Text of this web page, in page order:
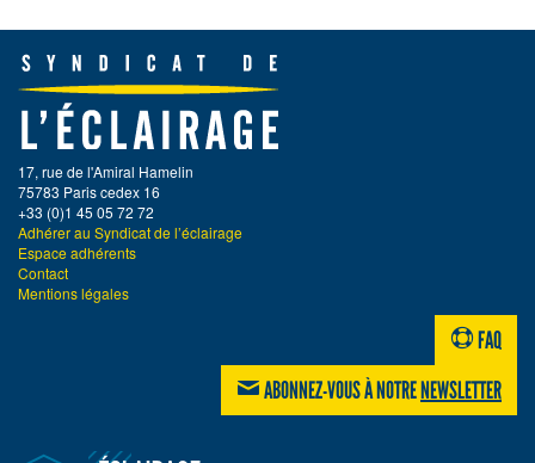
17, rue de l'Amiral Hamelin
75783 Paris cedex 16
+33 (0)1 45 05 72 72
Adhérer au Syndicat de l’éclairage
Espace adhérents
Contact
Mentions légales
FAQ
ABONNEZ-VOUS À NOTRENEWSLETTER